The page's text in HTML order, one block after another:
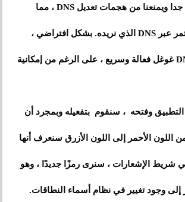
هذا التطبيق بسيط جدا ويمنعنا من هجمات تعديل DNS ، مما
يجعل كل اتصالاتنا تمر عبر DNS الذي نريده. بشكل افتراضي ،
ستكون تلك من DNS غوغل فعالة وسريع ، على الرغم من إمكانية
التطبيق وفتحه ، سنقوم بتفعيله وبمجرد أن
اللون الأحمر إلى اللون الأزرق سنعرف أنها
شريط الإشعارات ، سنرى رمزًا جديدًا ، وهو
إلى وجود تغيير في نظام أسماء النطاقات.